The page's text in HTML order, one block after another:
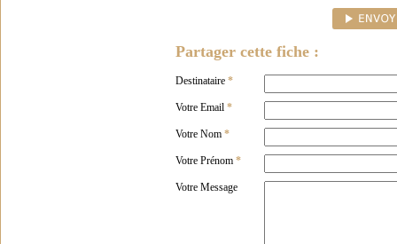
Partager cette fiche :
Destinataire *
Votre Email *
Votre Nom *
Votre Prénom *
Votre Message